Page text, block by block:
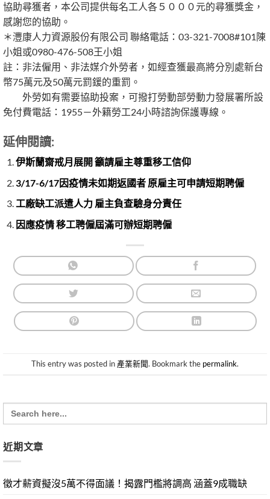
協助尋獲者，本公司提供每名工人各５０００元的尋獲獎金，
感謝您的協助。
＊灃康人力資源股份有限公司 聯絡電話：03-321-7008#101陳
小姐或0980-476-508王小姐
註：非法僱用、非法媒介外勞者，如經查獲最高將分別處新台
幣75萬元及50萬元罰鍰的重罰。
外勞如有需要協助投案，可撥打勞動部勞動力發展署所設
免付費電話：1955－外籍勞工24小時諮詢保護專線。
延伸閱讀:
伊斯蘭齋戒月展開 籲請雇主尊重移工信仰
3/17-6/17因疫情未如期返國者 原雇主可申請短期聘僱
工廠缺工派遣人力 雇主負查驗身分責任
因應疫情 移工聘僱屆滿可辦短期聘僱
This entry was posted in 產業新聞. Bookmark the permalink.
Search
for:
近期文章
徵才薪資擬沒5萬不得面議！揭露門檻將調高 涵蓋9成職缺